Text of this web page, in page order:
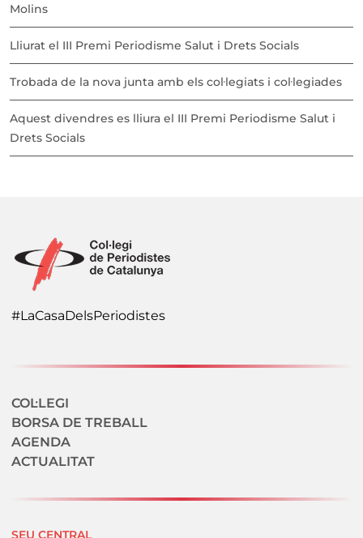
Molins
Lliurat el III Premi Periodisme Salut i Drets Socials
Trobada de la nova junta amb els col·legiats i col·legiades
Aquest divendres es lliura el III Premi Periodisme Salut i
Drets Socials
#LaCasaDelsPeriodistes
Navegació secundaria
COL·LEGI
BORSA DE TREBALL
AGENDA
ACTUALITAT
SEU CENTRAL